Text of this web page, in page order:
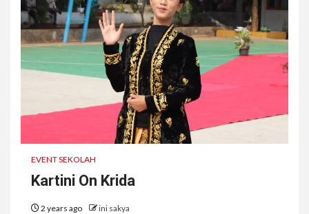
EVENT SEKOLAH
Kartini On Krida
2 years ago ini sakya